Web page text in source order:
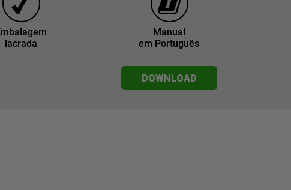
lacrada
Manual
em Português
DOWNLOAD